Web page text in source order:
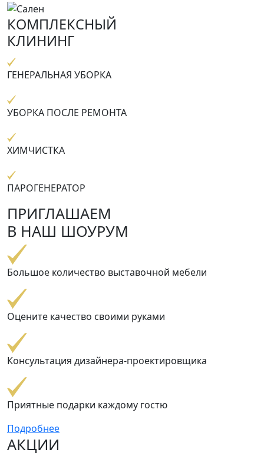
КОМПЛЕКСНЫЙ
КЛИНИНГ
ГЕНЕРАЛЬНАЯ УБОРКА
УБОРКА ПОСЛЕ РЕМОНТА
ХИМЧИСТКА
ПАРОГЕНЕРАТОР
ПРИГЛАШАЕМ
В НАШ ШОУРУМ
Большое количество выставочной мебели
Оцените качество своими руками
Консультация дизайнера-проектировщика
Приятные подарки каждому гостю
Подробнее
АКЦИИ